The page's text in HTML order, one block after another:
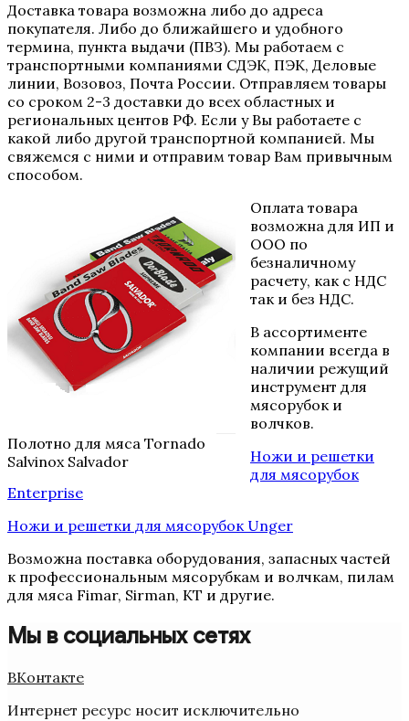
Доставка товара возможна либо до адреса
покупателя. Либо до ближайшего и удобного
термина, пункта выдачи (ПВЗ). Мы работаем с
транспортными компаниями СДЭК, ПЭК, Деловые
линии, Возовоз, Почта России. Отправляем товары
со сроком 2-3 доставки до всех областных и
региональных центов РФ. Если у Вы работаете с
какой либо другой транспортной компанией. Мы
свяжемся с ними и отправим товар Вам привычным
способом.
Полотно для мяса Tornado
Salvinox Salvador
Оплата товара
возможна для ИП и
ООО по
безналичному
расчету, как с НДС
так и без НДС.
В ассортименте
компании всегда в
наличии режущий
инструмент для
мясорубок и
волчков.
Ножи и решетки
для мясорубок
Enterprise
Ножи и решетки для мясорубок Unger
Возможна поставка оборудования, запасных частей
к профессиональным мясорубкам и волчкам, пилам
для мяса Fimar, Sirman, KT и другие.
Мы в социальных сетях
ВКонтакте
Интернет ресурс носит исключительно